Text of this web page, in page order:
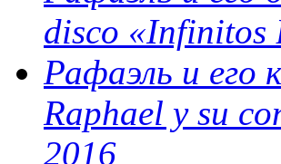
disco «Infinitos
Рафаэль и
Raphael y su
2016